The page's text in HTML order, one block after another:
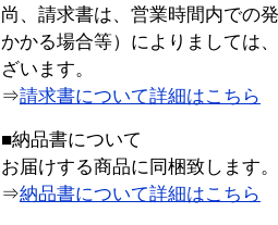
尚、請求書は、営業時間内での
かかる場合等）によりましては
ざいます。
⇒請求書について詳細はこちら
■納品書について
お届けする商品に同梱致します。
⇒納品書について詳細はこちら